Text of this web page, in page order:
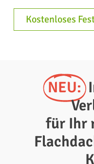
Kostenloses
NEU:
für Ihr